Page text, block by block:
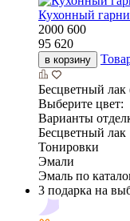
Кухонный
2000 600
95 620
в корзину
Бесцветный лак
Выберите цвет:
Варианты
Бесцветный лак
Тонировки
Эмали
Эмаль по
3 подарка на